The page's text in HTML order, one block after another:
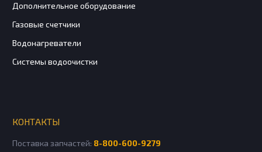
Дополнительное оборудование
Газовые счетчики
Водонагреватели
Системы водоочистки
КОНТАКТЫ
Поставка запчастей: 8-800-600-9279